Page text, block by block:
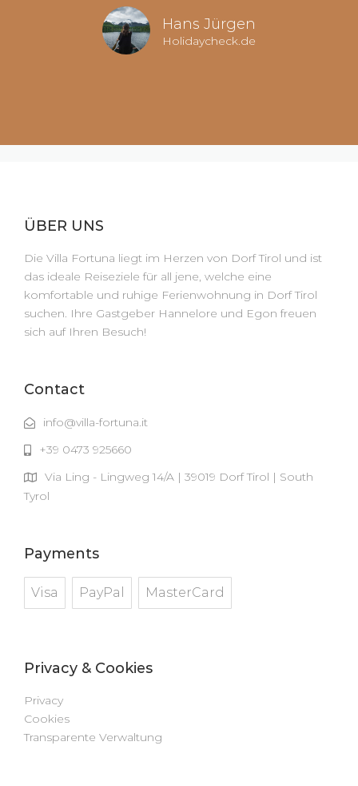
Hans Jürgen
Holidaycheck.de
ÜBER UNS
Die Villa Fortuna liegt im Herzen von Dorf Tirol und ist
das ideale Reiseziele für all jene, welche eine
komfortable und ruhige Ferienwohnung in Dorf Tirol
suchen. Ihre Gastgeber Hannelore und Egon freuen
sich auf Ihren Besuch!
Contact
info@villa-fortuna.it
+39 0473 925660
Via Ling - Lingweg 14/A | 39019 Dorf Tirol | South
Tyrol
Payments
Visa PayPal MasterCard
Privacy & Cookies
Privacy
Cookies
Transparente Verwaltung